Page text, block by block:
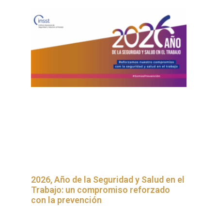
2026, Año de la Seguridad y Salud en el
Trabajo: un compromiso reforzado
con la prevención